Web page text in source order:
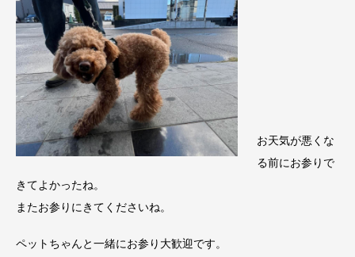
お天気が悪くな
る前にお参りで
きてよかったね。
またお参りにきてくださいね。
ペットちゃんと一緒にお参り大歓迎です。